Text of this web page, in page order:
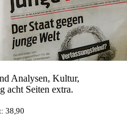
Analysen, Kultur,
acht Seiten extra.
38,90